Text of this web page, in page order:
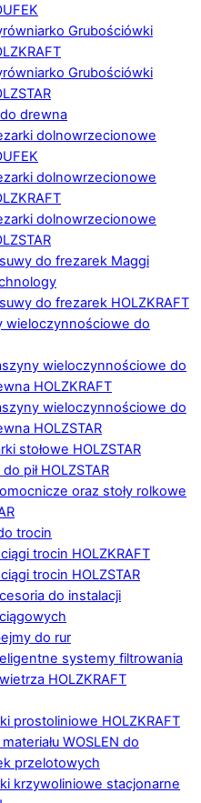
Grubościówki
Grubościówki
drewna
dolnowrzecionowe
dolnowrzecionowe
dolnowrzecionowe
do frezarek Maggi
do frezarek HOLZKRAFT
wieloczynnościowe do
wieloczynnościowe do
HOLZKRAFT
wieloczynnościowe do
HOLZSTAR
stołowe HOLZSTAR
pił HOLZSTAR
oraz stoły rolkowe
trocin
trocin HOLZKRAFT
trocin HOLZSTAR
do instalacji
do rur
systemy filtrowania
HOLZKRAFT
prostoliniowe HOLZKRAFT
WOSLEN do
przelotowych
krzywoliniowe stacjonarne